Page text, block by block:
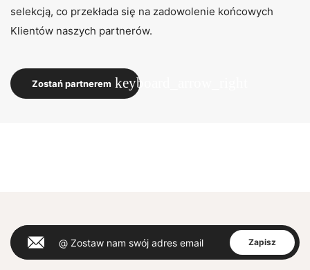
selekcją, co przekłada się na zadowolenie końcowych
Klientów naszych partnerów.
Zostań partnerem keyboard_arrow_right